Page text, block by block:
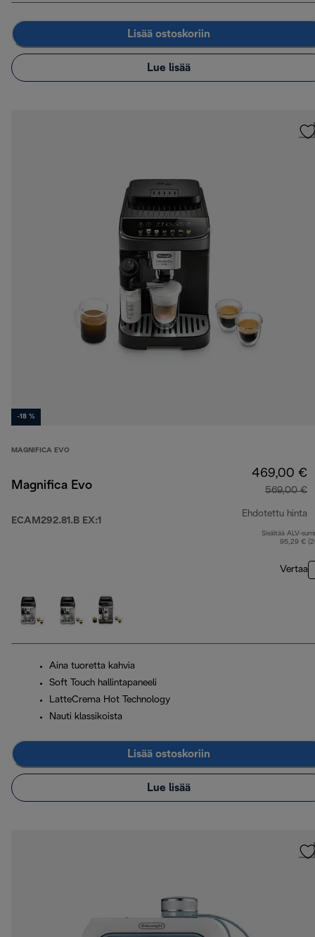
Lisää ostoskoriin
Lue lisää
-18 %
MAGNIFICA EVO
Magnifica Evo
ECAM292.81.B EX:1
469,00 €
569,00 €
Ehdotettu hinta
Sisältää ALV-
95,29 €
Vertaa
Aina tuoretta kahvia
Soft Touch hallintapaneeli
LatteCrema Hot Technology
Nauti klassikoista
Lisää ostoskoriin
Lue lisää